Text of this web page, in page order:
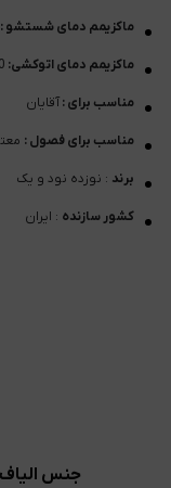
ماکزیمم دمای شستشو :
ماکزیمم دمای اتوکشی:
مناسب برای :آقایان
مناسب برای فصول :
برند : نوزده نود و یک
کشور سازنده : ایران
جنس الیاف